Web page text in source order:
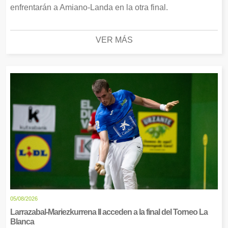
enfrentarán a Amiano-Landa en la otra final.
VER MÁS
05/08/2026
Larrazabal-Mariezkurrena II acceden a la final del Torneo La
Blanca